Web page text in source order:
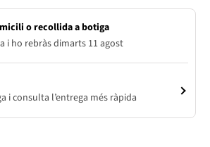
o recollida a botiga
i ho rebràs dimarts 11 agost
i consulta l’entrega més ràpida